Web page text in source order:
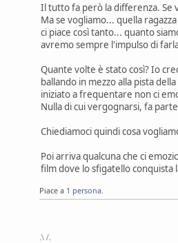
Il tutto fa però la differenza. Se
Ma se vogliamo... quella
ci piace così tanto... quanto
avremo sempre l'impulso di
Quante volte è stato così? Io
ballando in mezzo alla pista
iniziato a frequentare non ci
Nulla di cui vergognarsi, fa
Chiediamoci quindi cosa
Poi arriva qualcuna che ci
film dove lo sfigatello conquista
Piace a 1 persona
.\ /.